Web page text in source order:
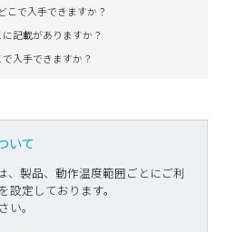
こで入手できますか？
記載がありますか？
入手できますか？
いて
、製品、動作温度範囲ごとにご利
設定しております。
い。